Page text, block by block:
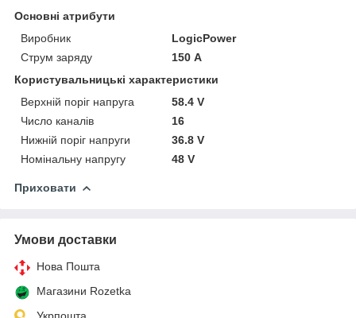
Основні атрибути
Виробник
LogicPower
Струм заряду
150 А
Користувальницькі характеристики
Верхній поріг напруга
58.4 V
Число каналів
16
Нижній поріг напруги
36.8 V
Номінальну напругу
48 V
Приховати
Умови доставки
Нова Пошта
Магазини Rozetka
Укрпошта